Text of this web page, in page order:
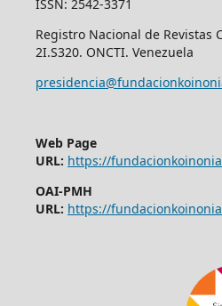
ISSN: 2542-3371
Registro Nacional de Revistas
2I.S320. ONCTI. Venezuela
Web Page
URL: https://
OAI-PMH
URL: https://